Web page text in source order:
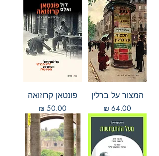
המצור על ברלין
מחיר
פונטאן קרוזואה
מחיר